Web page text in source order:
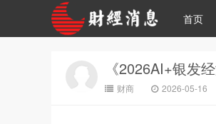
首页
《2026AI+银发
财商 2026-05-16